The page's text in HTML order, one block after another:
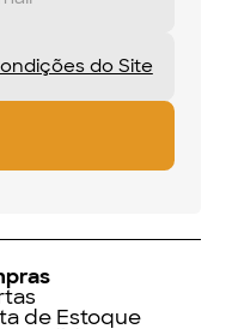
do Site
de Estoque